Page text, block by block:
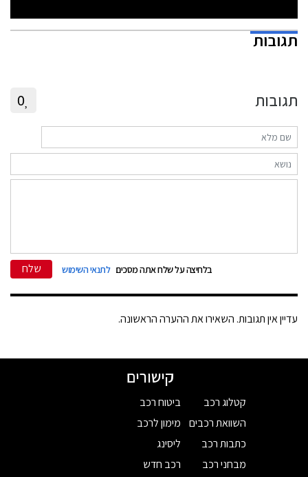
תגובות
תגובות 0
בלחיצה על שלח אתה מסכים לתנאי השימוש שלח
עדיין אין תגובות. השאירו את ההערה הראשונה.
קישורים
קטלוג רכב
השוואת רכבים
כתבות רכב
מבחני רכב
ביטוח רכב
מימון לרכב
ליסינג
רכב חדש